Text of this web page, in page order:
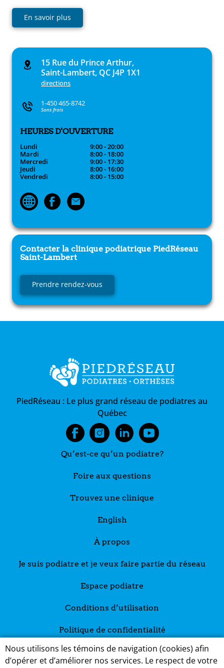
En savoir plus
15 Rue du Prince Arthur,
Saint-Lambert, QC J4P 1X1
directions
1-450 465-8742
Sans frais
HEURES D'OUVERTURE
Lundi
9:00 - 20:00
Mardi
8:00 - 18:00
Mercredi
9:00 - 17:30
Jeudi
8:00 - 16:00
Vendredi
8:00 - 15:00
Contacter la clinique podiatrique PiedRéseau
Saint-Lambert
Prendre rendez-vous
PiedRéseau : Le plus grand réseau de podiatres au
Québec
Qu’est-ce qu’un podiatre?
Foire aux questions
Trouvez une clinique
English
À propos
Je suis podiatre et je veux faire partie du réseau
Espace podiatre
Conditions d’utilisation
Politique de confidentialité
Nous utilisons les témoins de navigation (cookies) afin
d’opérer et d’améliorer nos services. Le respect de votre